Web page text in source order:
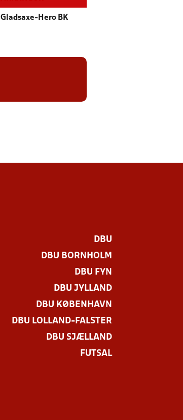
Gladsaxe-Hero BK
DBU
DBU BORNHOLM
DBU FYN
DBU JYLLAND
DBU KØBENHAVN
DBU LOLLAND-FALSTER
DBU SJÆLLAND
FUTSAL